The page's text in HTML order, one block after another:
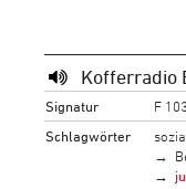
Kofferradio
Signatur
F
Schlagwörter